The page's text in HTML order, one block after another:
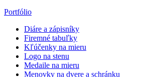
Portfólio
Diáre a zápisníky
Firemné tabuľky
Kľúčenky na mieru
Logo na stenu
Medaile na mieru
Menovky na dvere a schránku